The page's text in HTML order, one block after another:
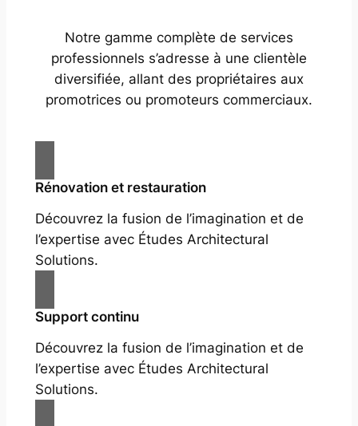
Notre gamme complète de services
professionnels s’adresse à une clientèle
diversifiée, allant des propriétaires aux
promotrices ou promoteurs commerciaux.
Rénovation et restauration
Découvrez la fusion de l’imagination et de
l’expertise avec Études Architectural
Solutions.
Support continu
Découvrez la fusion de l’imagination et de
l’expertise avec Études Architectural
Solutions.